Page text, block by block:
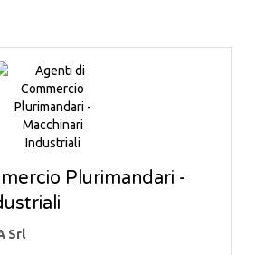
Plurimandari -
Srl